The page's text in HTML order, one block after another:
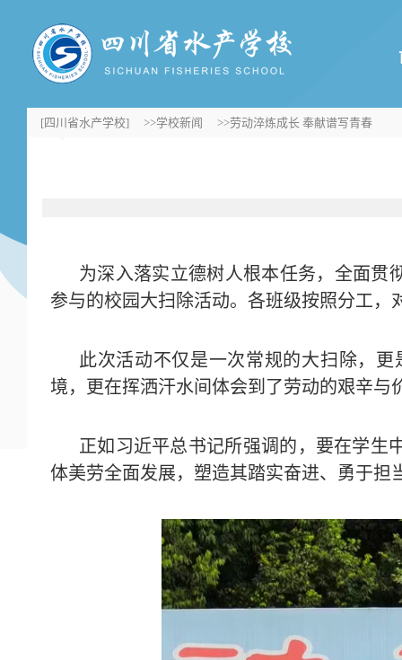
[四川省水产学校] >>学校新闻 >>劳动淬炼成长 奉献谱写青春
为深入落实立德树人根本任务，全面贯
参与的校园大扫除活动。各班级按照分工，
此次活动不仅是一次常规的大扫除，
境，更在挥洒汗水间体会到了劳动的艰辛
正如习近平总书记所强调的，要在学生
体美劳全面发展，塑造其踏实奋进、勇于担